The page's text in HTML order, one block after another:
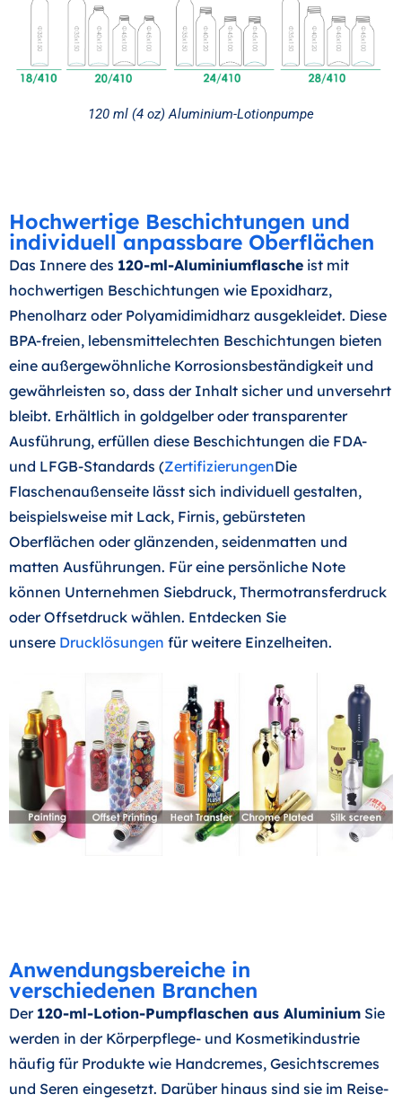
120 ml (4 oz) Aluminium-Lotionpumpe
Hochwertige Beschichtungen und
individuell anpassbare Oberflächen
Das Innere des 120-ml-Aluminiumflasche ist mit
hochwertigen Beschichtungen wie Epoxidharz,
Phenolharz oder Polyamidimidharz ausgekleidet. Diese
BPA-freien, lebensmittelechten Beschichtungen bieten
eine außergewöhnliche Korrosionsbeständigkeit und
gewährleisten so, dass der Inhalt sicher und unversehrt
bleibt. Erhältlich in goldgelber oder transparenter
Ausführung, erfüllen diese Beschichtungen die FDA-
und LFGB-Standards (ZertifizierungenDie
Flaschenaußenseite lässt sich individuell gestalten,
beispielsweise mit Lack, Firnis, gebürsteten
Oberflächen oder glänzenden, seidenmatten und
matten Ausführungen. Für eine persönliche Note
können Unternehmen Siebdruck, Thermotransferdruck
oder Offsetdruck wählen. Entdecken Sie
unsere Drucklösungen für weitere Einzelheiten.
Anwendungsbereiche in
verschiedenen Branchen
Der 120-ml-Lotion-Pumpflaschen aus Aluminium Sie
werden in der Körperpflege- und Kosmetikindustrie
häufig für Produkte wie Handcremes, Gesichtscremes
und Seren eingesetzt. Darüber hinaus sind sie im Reise-